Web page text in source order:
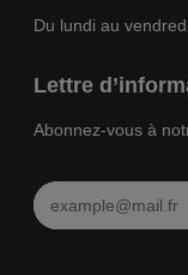
Du lundi au
Lettre
Abonnez-vous à